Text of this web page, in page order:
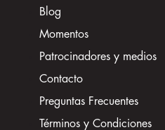
Blog
Momentos
Patrocinadores y medios
Contacto
Preguntas Frecuentes
Términos y Condiciones